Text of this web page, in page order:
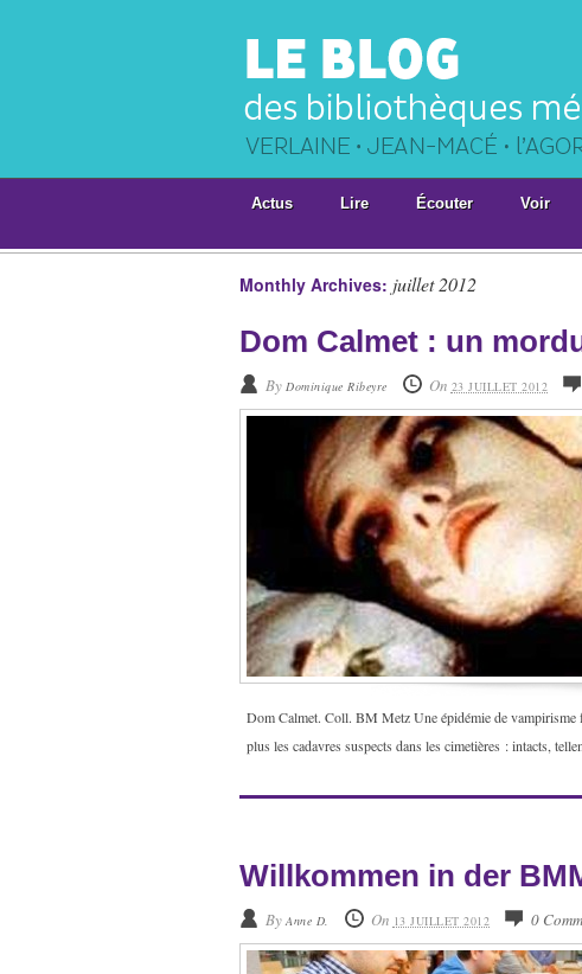
Actus Lire Écouter Voir
Monthly Archives: juillet 2012
Dom Calmet : un
By Dominique Ribeyre On 23 JUILLET 2012
Dom Calmet. Coll. BM Metz Une épidémie de vampirisme
plus les cadavres suspects dans les cimetières : intacts,
Willkommen in der
ByAnne D. On 13 JUILLET 2012 0